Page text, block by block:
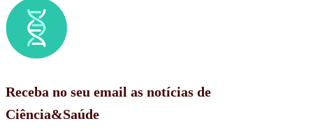
Receba no seu email as notícias de
Ciência&Saúde